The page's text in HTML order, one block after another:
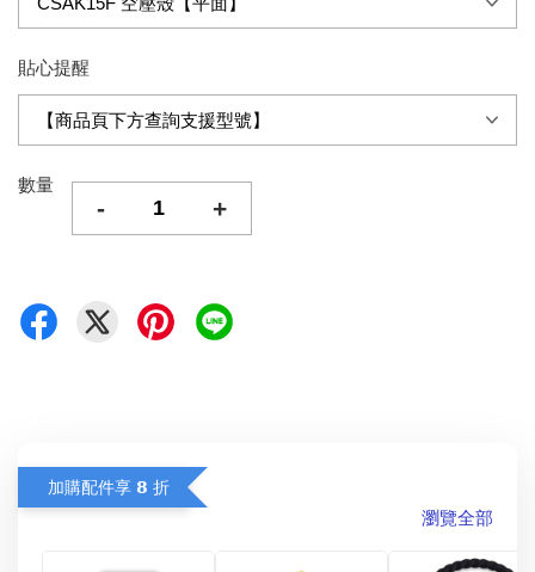
貼心提醒
數量
- +
加購配件享 𝟴 折
瀏覽全部